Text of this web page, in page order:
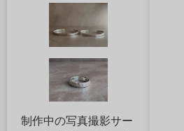
制作中の写真撮影サー